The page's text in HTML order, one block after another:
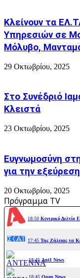
Κλείνουν τα
Υπηρεσιών σε
Μόλυβο,
29 Οκτωβρίου, 2025
Στο Συνέδριό
Κλειστά
23 Οκτωβρίου, 2025
Ευγνωμοσύνη
για την
20 Οκτωβρίου, 2025
Πρόγραμμα TV